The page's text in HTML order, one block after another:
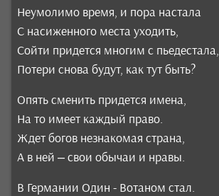
Неумолимо время, и пора настала
С насиженного места уходить,
Сойти придется многим с пьедестала,
Потери снова будут, как тут быть?
Опять сменить придется имена,
На то имеет каждый право.
Ждет богов незнакомая страна,
А в ней – свои обычаи и нравы.
В Германии Один - Вотаном стал.